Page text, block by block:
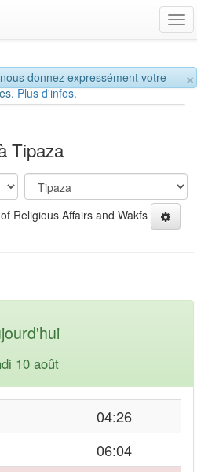
×
donnez expressément votre
Plus d'infos.
Tipaza
Religious Affairs and Wakfs
10 août
04:26
06:04